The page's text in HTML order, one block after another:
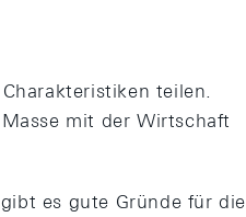
teilen.
mit der Wirtschaft
es gute Gründe für die